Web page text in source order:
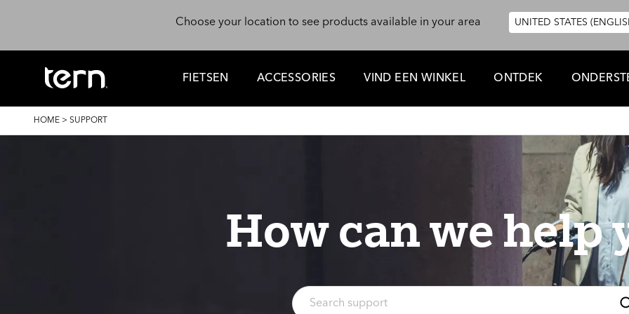
Choose your location to see products available in your area
UNITED STATES
FIETSEN ACCESSORIES VIND EEN WINKEL ONTDEK
BREADCRUMB
HOME > SUPPORT
How can we help